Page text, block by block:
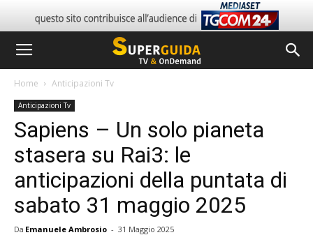
Home Anticipazioni Tv
Anticipazioni Tv
Sapiens – Un solo pianeta
stasera su Rai3: le
anticipazioni della puntata di
sabato 31 maggio 2025
Da Emanuele Ambrosio - 31 Maggio 2025